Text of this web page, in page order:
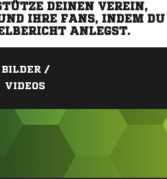
DEINEN VEREIN,
IHRE FANS, INDEM DU
ANLEGST.
BILDER /
VIDEOS